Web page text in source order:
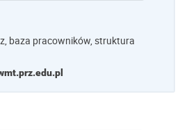
baza pracowników, struktura